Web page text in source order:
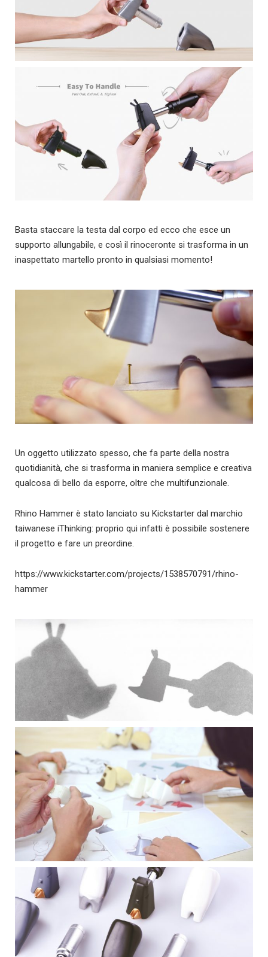
Basta staccare la testa dal corpo ed ecco che esce un
supporto allungabile, e così il rinoceronte si trasforma in un
inaspettato martello pronto in qualsiasi momento!
Un oggetto utilizzato spesso, che fa parte della nostra
quotidianità, che si trasforma in maniera semplice e creativa
qualcosa di bello da esporre, oltre che multifunzionale.
Rhino Hammer è stato lanciato su Kickstarter dal marchio
taiwanese iThinking: proprio qui infatti è possibile sostenere
il progetto e fare un preordine.
https://www.kickstarter.com/projects/1538570791/rhino-
hammer